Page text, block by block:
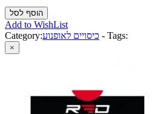
Add to WishList
Category:כיסויים לאופנוע - Tags:
×